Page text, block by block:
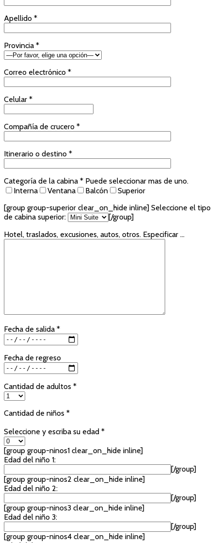
Apellido *
Provincia *
Correo electrónico *
Celular *
Compañía de crucero *
Itinerario o destino *
Categoría de la cabina * Puede seleccionar mas de uno.
Interna
Ventana Balcón
Superior
[group group-superior clear_on_hide inline] Seleccione el tipo
de cabina superior:
[/group]
Hotel, traslados, excusiones, autos, otros. Especificar ...
Fecha de salida *
Fecha de regreso
Cantidad de adultos *
Cantidad de niños *
Seleccione y escriba su edad *
[group group-ninos1 clear_on_hide inline]
Edad del niño 1:
[/group]
[group group-ninos2 clear_on_hide inline]
Edad del niño 2:
[/group]
[group group-ninos3 clear_on_hide inline]
Edad del niño 3:
[/group]
[group group-ninos4 clear_on_hide inline]